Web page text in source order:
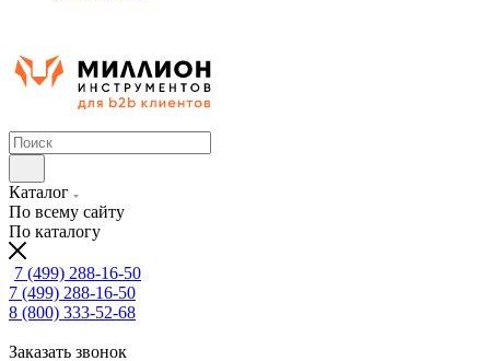
Каталог
По всему сайту
По каталогу
7 (499) 288-16-50
7 (499) 288-16-50
8 (800) 333-52-68
Заказать звонок